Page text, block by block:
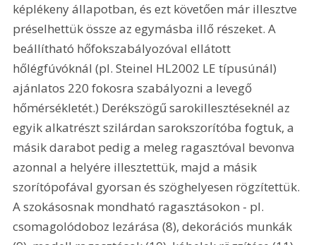
képlékeny állapotban, és ezt követően már illesztve
préselhettük össze az egymásba illő részeket. A
beállítható hőfokszabályozóval ellátott
hőlégfúvóknál (pl. Steinel HL2002 LE típusúnál)
ajánlatos 220 fokosra szabályozni a levegő
hőmérsékletét.) Derékszögű sarokillesztéseknél az
egyik alkatrészt szilárdan sarokszorítóba fogtuk, a
másik darabot pedig a meleg ragasztóval bevonva
azonnal a helyére illesztettük, majd a másik
szorítópofával gyorsan és szöghelyesen rögzítettük.
A szokásosnak mondható ragasztásokon - pl.
csomagolódoboz lezárása (8), dekorációs munkák